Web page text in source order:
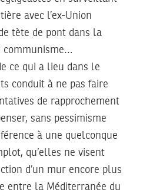
avec l’ex-Union
tète de pont dans la
ce qui a lieu dans le
conduit à ne pas faire
de rapprochement
sans pessimisme
à une quelconque
qu’elles ne visent
d’un mur encore plus
entre la Méditerranée du